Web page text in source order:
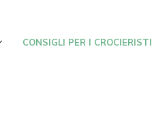
CONSIGLI PER I CROCIERISTI